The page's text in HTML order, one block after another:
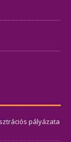
pályázata